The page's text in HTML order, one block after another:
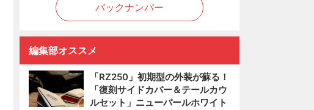
バックナンバー
編集部オススメ
「RZ250」初期型の外装が蘇る！
「復刻サイドカバー＆テールカウ
ルセット」ニューパールホワイト